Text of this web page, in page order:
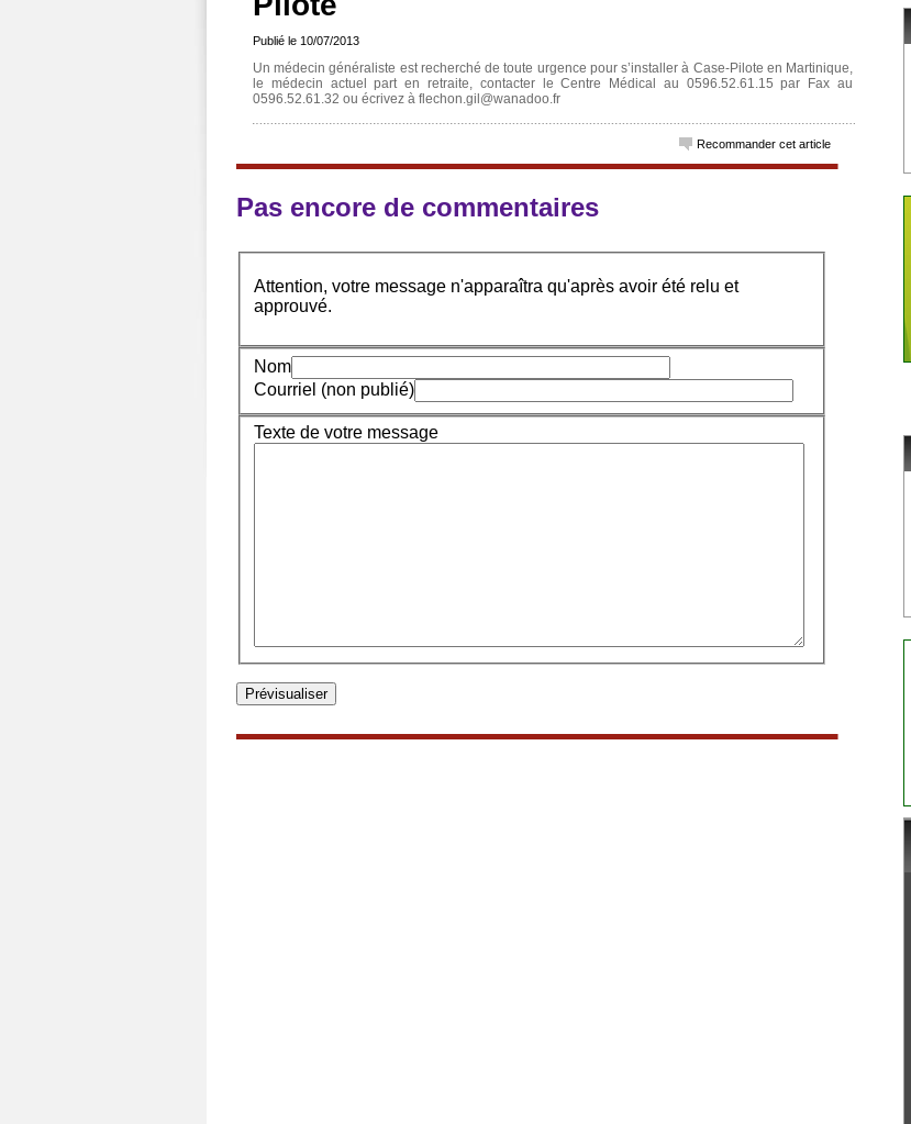
Publié le 10/07/2013
Un médecin généraliste est recherché de toute urgence pour s’installer à Case-Pilote en Martinique,
le médecin actuel part en retraite, contacter le Centre Médical au 0596.52.61.15 par Fax au
0596.52.61.32 ou écrivez à flechon.gil@wanadoo.fr
Recommander cet article
Pas encore de commentaires
Attention, votre message n'apparaîtra qu'après avoir été relu et
approuvé.
Nom
Courriel (non publié)
Texte de votre message